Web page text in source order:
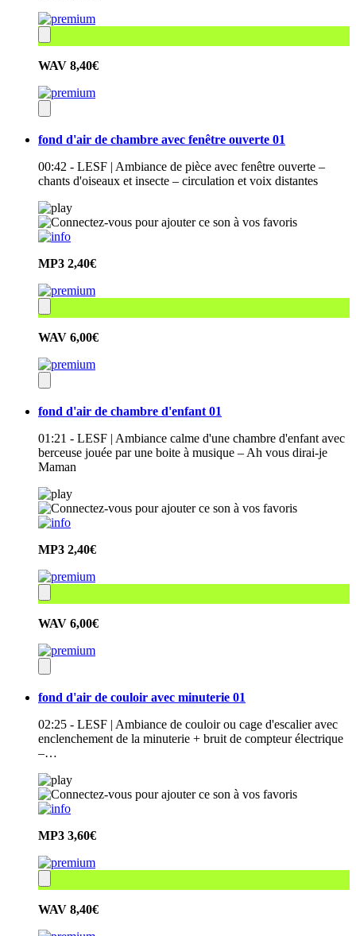
WAV 8,40€
fond d'air de chambre avec fenêtre ouverte 01
00:42 - LESF | Ambiance de pièce avec fenêtre ouverte –
chants d'oiseaux et insecte – circulation et voix distantes
MP3 2,40€
WAV 6,00€
fond d'air de chambre d'enfant 01
01:21 - LESF | Ambiance calme d'une chambre d'enfant avec
berceuse jouée par une boite à musique – Ah vous dirai-je
Maman
MP3 2,40€
WAV 6,00€
fond d'air de couloir avec minuterie 01
02:25 - LESF | Ambiance de couloir ou cage d'escalier avec
enclenchement de la minuterie + bruit de compteur électrique
–…
MP3 3,60€
WAV 8,40€